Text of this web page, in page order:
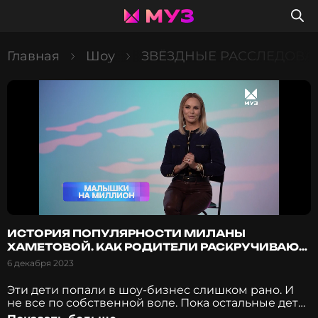
Главная Шоу ЗВЁЗДНЫЕ
ИСТОРИЯ ПОПУЛЯРНОСТИ МИЛАНЫ
ХАМЕТОВОЙ. КАК РОДИТЕЛИ РАСКРУЧИВАЮТ
СВОИХ ДЕТЕЙ?
6 декабря 2023
Эти дети попали в шоу-бизнес слишком рано. И
не все по собственной воле. Пока остальные дети